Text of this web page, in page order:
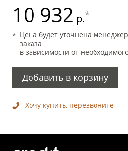
10 932 р.*
Цена будет уточнена
заказа
в зависимости от
Добавить в корзину
Хочу купить, перезвоните